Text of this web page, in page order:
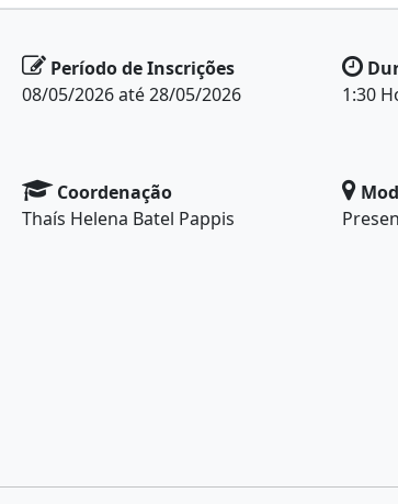
Período de Inscrições
08/05/2026 até 28/05/2026
1:30
Coordenação
Thaís Helena Batel Pappis